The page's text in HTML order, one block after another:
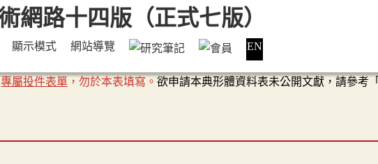
顯示模式 網站導覽 EN
專屬投件表單 ，勿於本表填寫。 欲申請本典形體資料表未公開文獻，請參考「